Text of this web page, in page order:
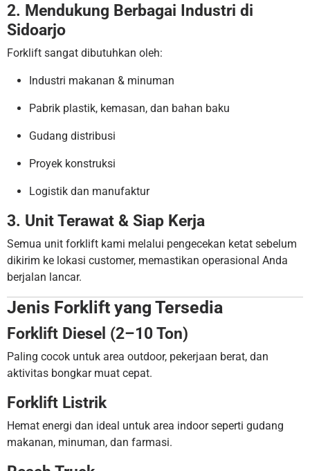
2. Mendukung Berbagai Industri di
Sidoarjo
Forklift sangat dibutuhkan oleh:
Industri makanan & minuman
Pabrik plastik, kemasan, dan bahan baku
Gudang distribusi
Proyek konstruksi
Logistik dan manufaktur
3. Unit Terawat & Siap Kerja
Semua unit forklift kami melalui pengecekan ketat sebelum
dikirim ke lokasi customer, memastikan operasional Anda
berjalan lancar.
Jenis Forklift yang Tersedia
Forklift Diesel (2–10 Ton)
Paling cocok untuk area outdoor, pekerjaan berat, dan
aktivitas bongkar muat cepat.
Forklift Listrik
Hemat energi dan ideal untuk area indoor seperti gudang
makanan, minuman, dan farmasi.